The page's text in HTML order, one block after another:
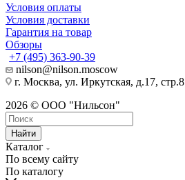
Условия оплаты
Условия доставки
Гарантия на товар
Обзоры
+7 (495) 363-90-39
nilson@nilson.moscow
г. Москва, ул. Иркутская, д.17, стр.8
2026 © ООО "Нильсон"
Найти
Каталог
По всему сайту
По каталогу